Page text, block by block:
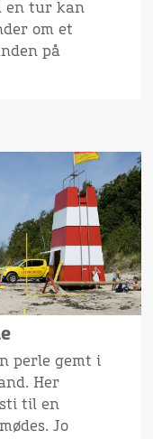
en tur kan
om et
på
perle gemt i
Her
til en
Jo